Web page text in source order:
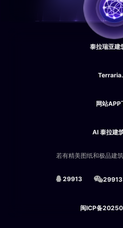
泰拉瑞亚建
网站APP
AI 泰拉建
若有精美图纸和极品建
29913 29913
闽ICP备